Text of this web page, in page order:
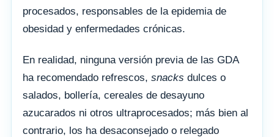
procesados, responsables de la epidemia de
obesidad y enfermedades crónicas.
En realidad, ninguna versión previa de las GDA
ha recomendado refrescos, snacks dulces o
salados, bollería, cereales de desayuno
azucarados ni otros ultraprocesados; más bien al
contrario, los ha desaconsejado o relegado